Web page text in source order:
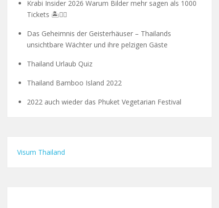
Krabi Insider 2026 Warum Bilder mehr sagen als 1000
Tickets 🏝️🧗‍♂️
Das Geheimnis der Geisterhäuser – Thailands
unsichtbare Wächter und ihre pelzigen Gäste
Thailand Urlaub Quiz
Thailand Bamboo Island 2022
2022 auch wieder das Phuket Vegetarian Festival
Visum Thailand